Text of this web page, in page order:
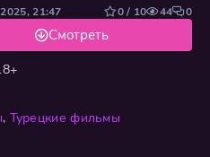
, Турецкие фильмы
Смотреть
21:47 0 / 10 44 0